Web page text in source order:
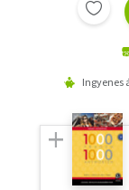
Ingyenes